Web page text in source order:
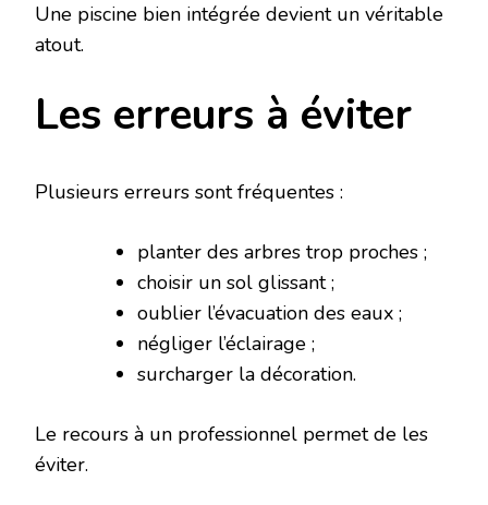
Une piscine bien intégrée devient un véritable
atout.
Les erreurs à éviter
Plusieurs erreurs sont fréquentes :
planter des arbres trop proches ;
choisir un sol glissant ;
oublier l’évacuation des eaux ;
négliger l’éclairage ;
surcharger la décoration.
Le recours à un professionnel permet de les
éviter.